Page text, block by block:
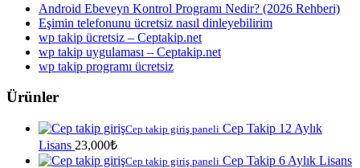
Android Ebeveyn Kontrol Programı Nedir? (2026 Rehberi)
Eşimin telefonunu ücretsiz nasıl dinleyebilirim
wp takip ücretsiz – Ceptakip.net
wp takip uygulaması – Ceptakip.net
wp takip programı ücretsiz
Ürünler
Cep takip giriş paneli Cep Takip 12 Aylık
Lisans 23,000₺
Cep takip giriş paneli Cep Takip 6 Aylık Lisans